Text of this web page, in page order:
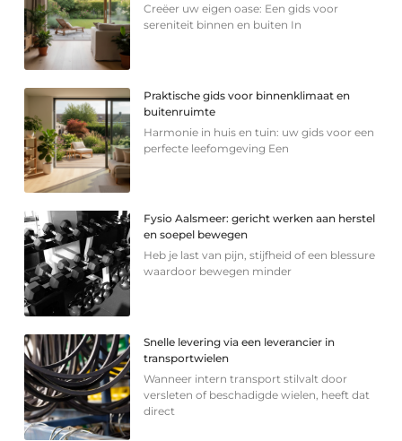
Creëer uw eigen oase: Een gids voor
sereniteit binnen en buiten In
Praktische gids voor binnenklimaat en
buitenruimte
Harmonie in huis en tuin: uw gids voor een
perfecte leefomgeving Een
Fysio Aalsmeer: gericht werken aan herstel
en soepel bewegen
Heb je last van pijn, stijfheid of een blessure
waardoor bewegen minder
Snelle levering via een leverancier in
transportwielen
Wanneer intern transport stilvalt door
versleten of beschadigde wielen, heeft dat
direct